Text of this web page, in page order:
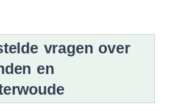
vragen over
en